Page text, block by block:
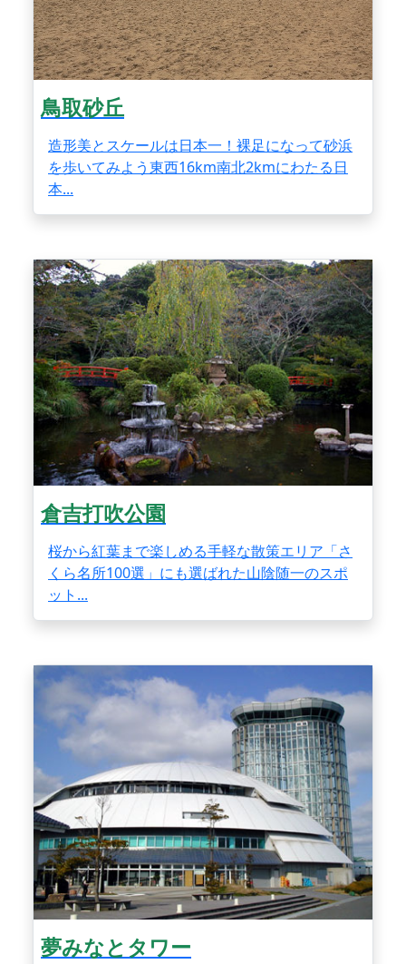
鳥取砂丘
造形美とスケールは日本一！裸足になって砂浜
を歩いてみよう東西16km南北2kmにわたる日
本...
倉吉打吹公園
桜から紅葉まで楽しめる手軽な散策エリア「さ
くら名所100選」にも選ばれた山陰随一のスポ
ット...
夢みなとタワー